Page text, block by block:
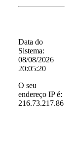
Data do
Sistema:
08/08/2026
20:05:20
O seu
endereço IP é:
216.73.217.86